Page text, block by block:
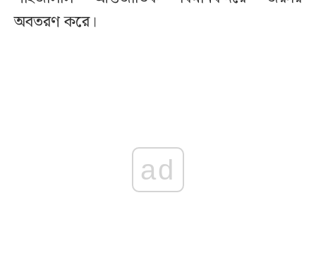
অবতরণ করে।
ad